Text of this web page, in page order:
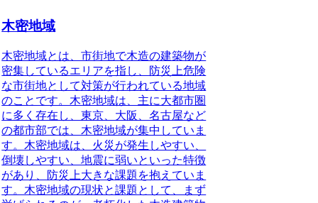
木密地域
木密地域とは、市街地で木造の建築物が
密集しているエリアを指し、防災上危険
な市街地として対策が行われている地域
のことです。木密地域は、主に大都市圏
に多く存在し、東京、大阪、名古屋など
の都市部では、木密地域が集中していま
す。木密地域は、火災が発生しやすい、
倒壊しやすい、地震に弱いといった特徴
があり、防災上大きな課題を抱えていま
す。木密地域の現状と課題として、まず